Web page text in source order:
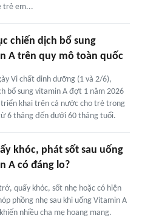
trẻ em...
chiến dịch bổ sung
A trên quy mô toàn quốc
Vi chất dinh dưỡng (1 và 2/6),
bổ sung vitamin A đợt 1 năm 2026
khai trên cả nước cho trẻ trong
6 tháng đến dưới 60 tháng tuổi.
khóc, phát sốt sau uống
A có đáng lo?
quấy khóc, sốt nhẹ hoặc có hiện
phồng nhẹ sau khi uống Vitamin A
nhiều cha mẹ hoang mang.